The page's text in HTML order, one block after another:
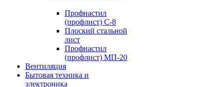
Профнастил
(профлист) С-8
Плоский стальной
лист
Профнастил
(профлист) МП-20
Вентиляция
Бытовая техника и
электроника